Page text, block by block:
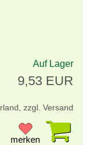
Auf Lager
9,53 EUR
zzgl. Versand
merken